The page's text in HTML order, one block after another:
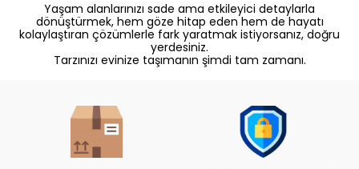
Yaşam alanlarınızı sade ama etkileyici detaylarla
dönüştürmek, hem göze hitap eden hem de hayatı
kolaylaştıran çözümlerle fark yaratmak istiyorsanız, doğru
yerdesiniz.
Tarzınızı evinize taşımanın şimdi tam zamanı.